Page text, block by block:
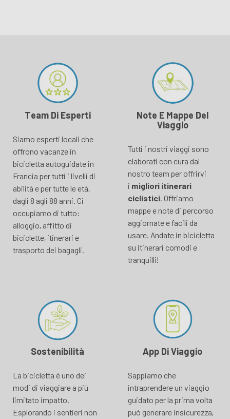
Team Di Esperti
Siamo esperti locali che
offrono vacanze in
bicicletta autoguidate in
Francia per tutti i livelli di
abilità e per tutte le età,
dagli 8 agli 88 anni. Ci
occupiamo di tutto:
alloggio, affitto di
biciclette, itinerari e
trasporto dei bagagli.
Note E Mappe Del
Viaggio
Tutti i nostri viaggi sono
elaborati con cura dal
nostro team per offrirvi
i migliori itinerari
ciclistici. Offriamo
mappe e note di percorso
aggiornate e facili da
usare. Andate in bicicletta
su itinerari comodi e
tranquilli!
Sostenibilità
La bicicletta è uno dei
modi di viaggiare a più
limitato impatto.
Esplorando i sentieri non
App Di Viaggio
Sappiamo che
intraprendere un viaggio
guidato per la prima volta
può generare insicurezza,